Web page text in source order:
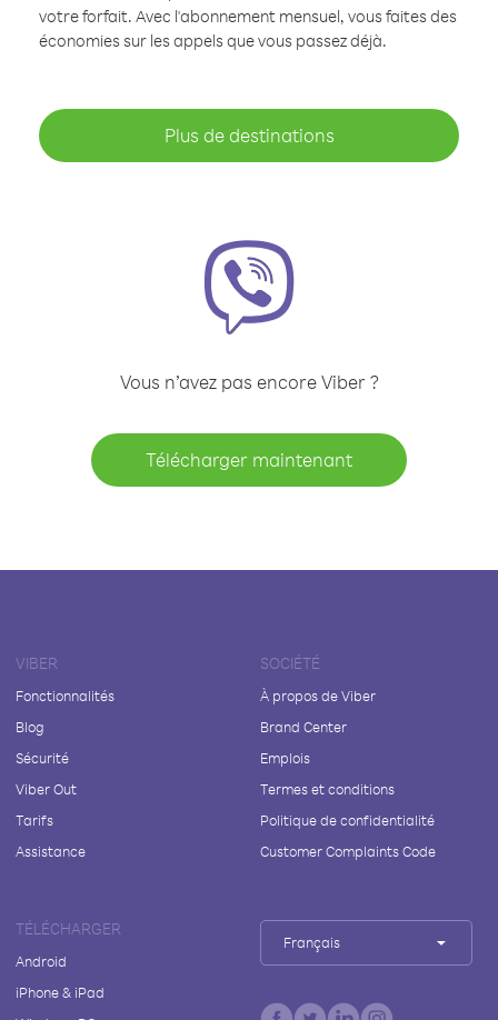
votre forfait. Avec l'abonnement mensuel, vous faites des
économies sur les appels que vous passez déjà.
Plus de destinations
Vous n’avez pas encore Viber ?
Télécharger maintenant
VIBER
Fonctionnalités
Blog
Sécurité
Viber Out
Tarifs
Assistance
SOCIÉTÉ
À propos de Viber
Brand Center
Emplois
Termes et conditions
Politique de confidentialité
Customer Complaints Code
TÉLÉCHARGER
Android
iPhone & iPad
Français